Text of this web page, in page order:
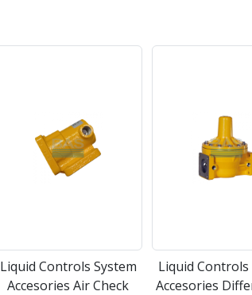
Liquid Controls System
Accesories Air Check
Liquid Controls
Accesories